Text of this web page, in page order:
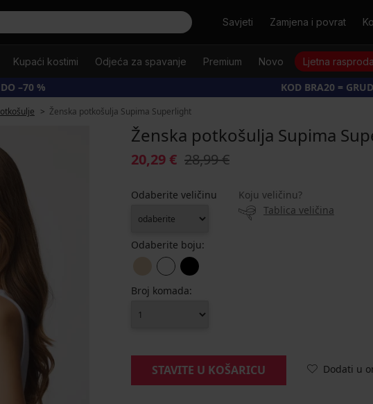
TražitiSavjeti Zamjena i povrat
Kupaći kostimi Odjeća za spavanje Premium Novo Ljetna
–70 % KOD BRA20 =
Ženska potkošulja Supima Superlight
Ženska potkošulja Supima
20,29 € 28,99 €
Odaberite veličinu
Koju veličinu?
Tablica veličina
Odaberite boju:
Broj komada:
STAVITE U KOŠARICU Dodati u